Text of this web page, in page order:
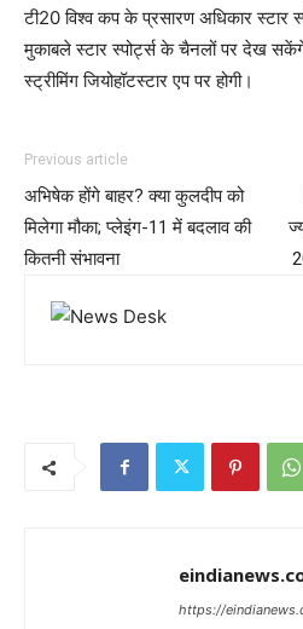
टी20 विश्व कप के प्रसारण अधिकार स्टार
मुकाबले स्टार स्पोर्ट्स के चैनलों पर देख
स्ट्रीमिंग जियोहॉटस्टार एप पर होगी।
Previous article
अभिषेक होंगे बाहर? क्या कुलदीप को
मिलेगा मौका; प्लेइंग-11 में बदलाव की
कितनी संभावना
https://